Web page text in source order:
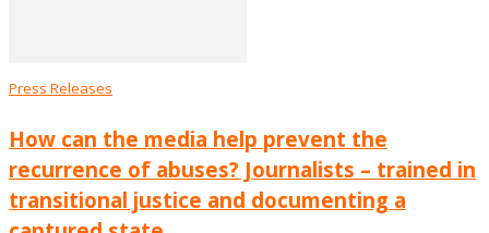
Press Releases
How can the media help prevent the
recurrence of abuses? Journalists – trained in
transitional justice and documenting a